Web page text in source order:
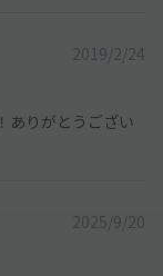
2019/2/24
ありがとうござい
2025/9/20